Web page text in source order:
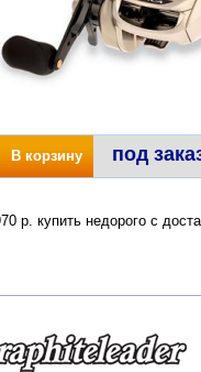
В корзину под
р. купить недорого с